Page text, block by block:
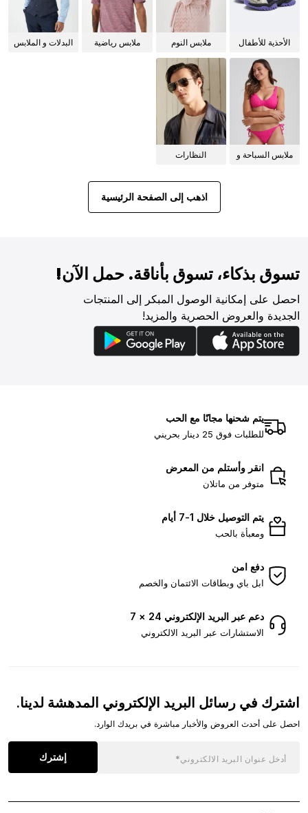
الأحذية للأطفال
ملابس النوم
ملابس رياضية
البدلات و الملابس
ملابس السباحة و
النظارات
اذهب إلى الصفحة الرئيسية
تسوق بذكاء، تسوق بأناقة. حمل الآن!
احصل على إمكانية الوصول المبكر إلى المنتجات
الجديدة والعروض الحصرية والمزيد!
يتم شحنها مجانًا مع الحب
للطلبات فوق 25 دينار بحريني
انقر وأستلم من المعرض
متوفر من ماتلان
يتم التوصيل خلال 1-7 أيام
ومعبأة بالحب
دفع امن
ابل باي وبطاقات الائتمان والخصم
دعم عبر البريد الإلكتروني 24 × 7
الاستشارات عبر البريد الالكتروني
اشترك في رسائل البريد الإلكتروني المدهشة لدينا.
احصل على أحدث العروض والأخبار مباشرة في بريدك الوارد.
إشترك